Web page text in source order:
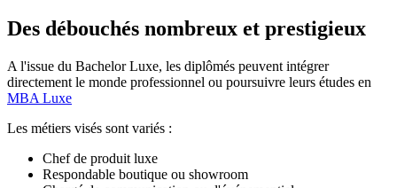
Des débouchés nombreux et prestigieux
A l'issue du Bachelor Luxe, les diplômés peuvent intégrer
directement le monde professionnel ou poursuivre leurs études en
MBA Luxe
Les métiers visés sont variés :
Chef de produit luxe
Respondable boutique ou showroom